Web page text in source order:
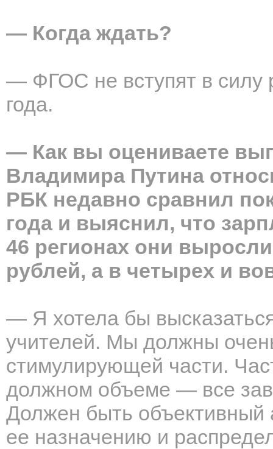
— Когда ждать?
— ФГОС не вступят в силу
года.
— Как вы оцениваете
Владимира Путина
РБК недавно сравнил
года и выяснил, что
46 регионах они
рублей, а в четырех и
— Я хотела бы
учителей. Мы должны
стимулирующей части.
должном объеме — все
Должен быть объективный
ее назначению и